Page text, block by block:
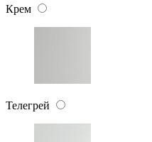
Крем
Телегрей